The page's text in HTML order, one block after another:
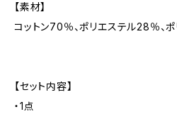
【素材】
コットン70％、ポリエステル28％、
【セット内容】
・1点